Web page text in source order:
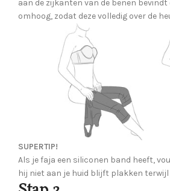
aan de zijkanten van de benen bevindt
omhoog, zodat deze volledig over de
SUPERTIP!
Als je faja een siliconen band heeft,
hij niet aan je huid blijft plakken